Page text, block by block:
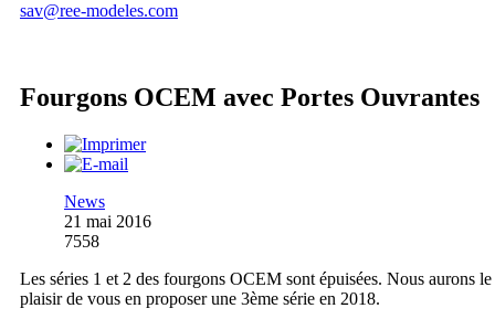
sav@ree-modeles.com
Fourgons OCEM avec Portes Ouvrantes
News
21 mai 2016
7558
Les séries 1 et 2 des fourgons OCEM sont épuisées. Nous aurons le
plaisir de vous en proposer une 3ème série en 2018.